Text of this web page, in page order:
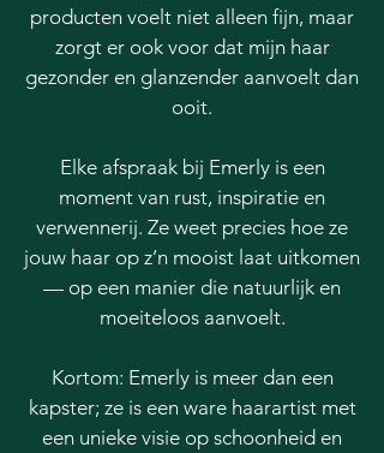
producten voelt niet alleen fijn, maar
zorgt er ook voor dat mijn haar
gezonder en glanzender aanvoelt dan
ooit.
Elke afspraak bij Emerly is een
moment van rust, inspiratie en
verwennerij. Ze weet precies hoe ze
jouw haar op z’n mooist laat uitkomen
— op een manier die natuurlijk en
moeiteloos aanvoelt.
Kortom: Emerly is meer dan een
kapster; ze is een ware haarartist met
een unieke visie op schoonheid en